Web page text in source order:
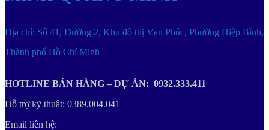
Địa chỉ: Số 41, Đường 2, Khu đô thị Vạn Phúc, Phường Hiệp Bình,
Thành phố Hồ Chí Minh
HOTLINE BÁN HÀNG – DỰ ÁN: 0932.333.411
Hỗ trợ kỹ thuật: 0389.004.041
Email liên hệ: